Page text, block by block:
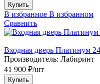
Купить
В избранное В избранном
Сравнить
Входная дверь Платинум
Производитель: Лабиринт
41 900 ₽/шт
Купить